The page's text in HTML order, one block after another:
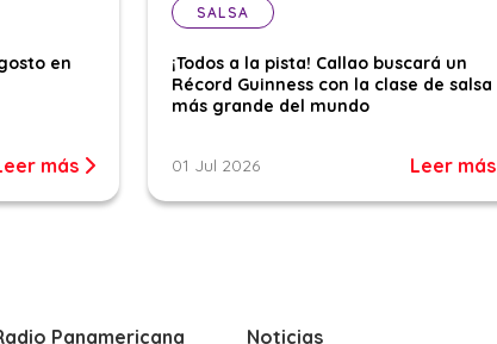
en
más
SALSA
¡Todos a la pista! Callao buscará un
Récord Guinness con la clase de salsa
más grande del mundo
01 Jul 2026 Leer más
Panamericana
Noticias